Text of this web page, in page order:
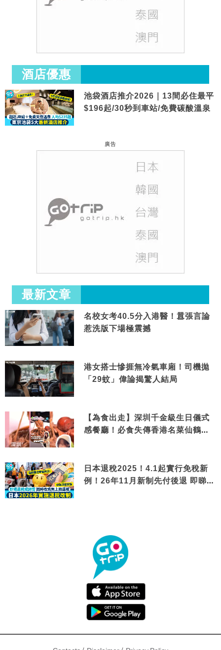
酒店優惠
池袋酒店推介2026｜13間必住最平
$196起/30秒到車站/免費碳酸溫泉
廣告
最新文章
名校女考40.5分入港醫！囂張言論
惹洗版下場極震撼
港女搭士慘捱無冷氣車廂！司機拋
「29蚊」偉論揭驚人結局
【為食出走】深圳千金級生日儀式
感餐廳！必食失傳香港名菜仙鶴神
日本退稅2025！4.1起實行免稅新
例！26年11月新制先付後退 即睇步